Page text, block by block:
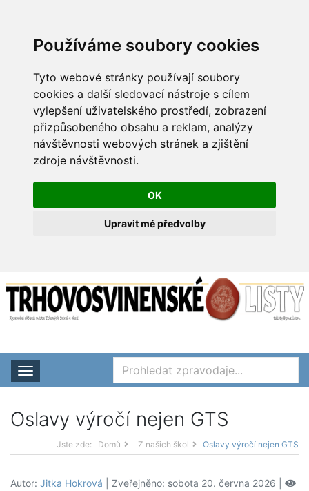
Používáme soubory cookies
Tyto webové stránky používají soubory
cookies a další sledovací nástroje s cílem
vylepšení uživatelského prostředí, zobrazení
přizpůsobeného obsahu a reklam, analýzy
návštěvnosti webových stránek a zjištění
zdroje návštěvnosti.
OK
Upravit mé předvolby
Rozbalit nabídku
Oslavy výročí nejen GTS
Jste zde: Domů Z našich škol Oslavy výročí nejen GTS
Autor: Jitka Hokrová | Zveřejněno: sobota 20. června 2026 |